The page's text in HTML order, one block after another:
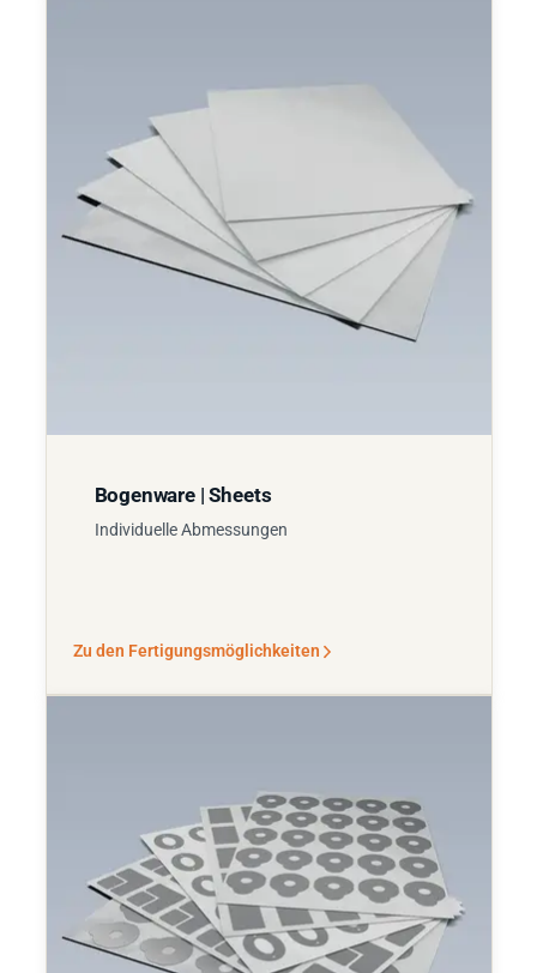
Bogenware | Sheets
Individuelle Abmessungen
Zu den Fertigungsmöglichkeiten